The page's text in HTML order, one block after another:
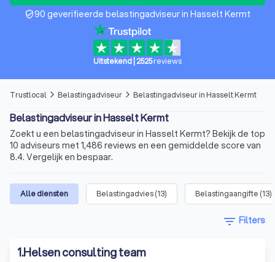
verified_user90 geverifieerde belastingadviseur in Hasselt Kermt
Uitstekend 2525reviews
Trustlocal arrow_forward_ios Belastingadviseur arrow_forward_ios Belastingadviseur in Hasselt Kermt
Belastingadviseur in Hasselt Kermt
Zoekt u een belastingadviseur in Hasselt Kermt? Bekijk de top
10 adviseurs met 1,486 reviews en een gemiddelde score van
8.4. Vergelijk en bespaar.
Alle diensten Belastingadvies(13) Belastingaangifte (13)
filter_list Filters
1.Helsen consulting team